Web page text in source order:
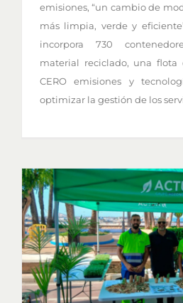
emisiones, “un cambio de
más limpia, verde y
incorpora 730
material reciclado, una flota
CERO emisiones y
optimizar la gestión de los